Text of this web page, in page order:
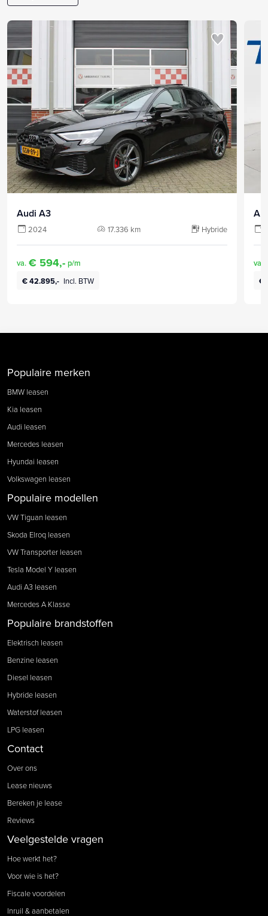
Audi A3
2024 17.336 km Hybride
va. € 594,- p/m
€ 42.895,- Incl. BTW
va.
€
Populaire merken
BMW leasen
Kia leasen
Audi leasen
Mercedes leasen
Hyundai leasen
Volkswagen leasen
Populaire modellen
VW Tiguan leasen
Skoda Elroq leasen
VW Transporter leasen
Tesla Model Y leasen
Audi A3 leasen
Mercedes A Klasse
Populaire brandstoffen
Elektrisch leasen
Benzine leasen
Diesel leasen
Hybride leasen
Waterstof leasen
LPG leasen
Contact
Over ons
Lease nieuws
Bereken je lease
Reviews
Veelgestelde vragen
Hoe werkt het?
Voor wie is het?
Fiscale voordelen
Inruil & aanbetalen